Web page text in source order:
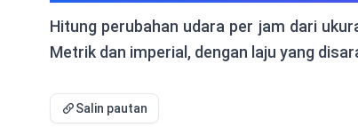
Hitung perubahan udara per jam dari
Metrik dan imperial, dengan laju yang
Salin pautan